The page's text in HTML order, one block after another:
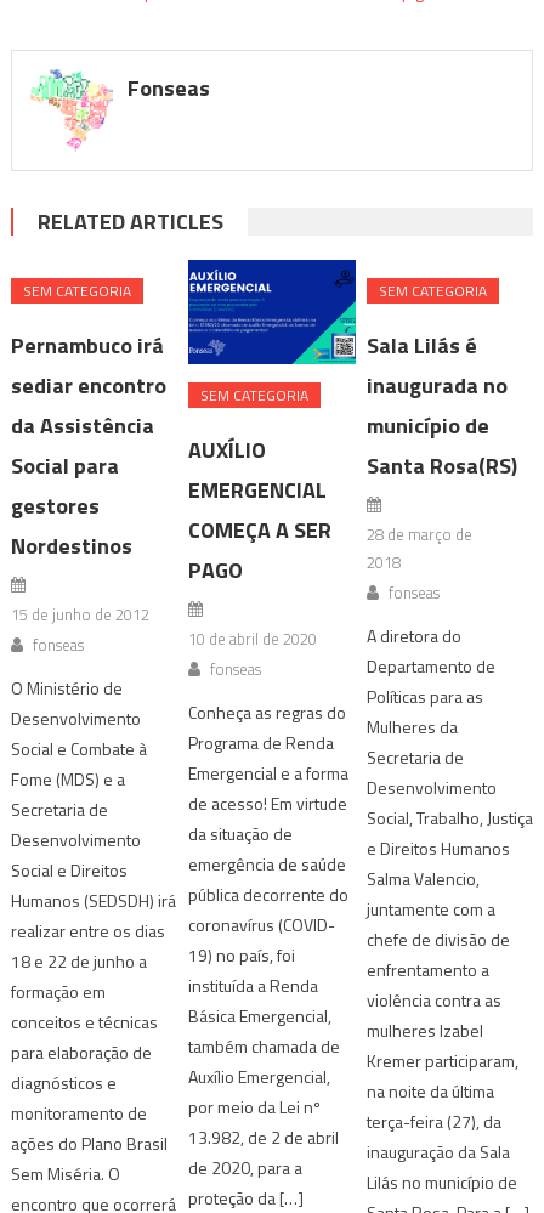
Fonseas
RELATED ARTICLES
SEM CATEGORIA
Pernambuco irá
sediar encontro
da Assistência
Social para
gestores
Nordestinos
15 de junho de 2012
fonseas
O Ministério de
Desenvolvimento
Social e Combate à
Fome (MDS) e a
Secretaria de
Desenvolvimento
Social e Direitos
Humanos (SEDSDH) irá
realizar entre os dias
18 e 22 de junho a
formação em
conceitos e técnicas
para elaboração de
diagnósticos e
monitoramento de
ações do Plano Brasil
Sem Miséria. O
encontro que ocorrerá
SEM CATEGORIA
AUXÍLIO
EMERGENCIAL
COMEÇA A SER
PAGO
10 de abril de 2020
fonseas
Conheça as regras do
Programa de Renda
Emergencial e a forma
de acesso! Em virtude
da situação de
emergência de saúde
pública decorrente do
coronavírus (COVID-
19) no país, foi
instituída a Renda
Básica Emergencial,
também chamada de
Auxílio Emergencial,
por meio da Lei nº
13.982, de 2 de abril
de 2020, para a
proteção da […]
SEM CATEGORIA
Sala Lilás é
inaugurada no
município de
Santa Rosa(RS)
28 de março de
2018
fonseas
A diretora do
Departamento de
Políticas para as
Mulheres da
Secretaria de
Desenvolvimento
Social, Trabalho, Justiça
e Direitos Humanos
Salma Valencio,
juntamente com a
chefe de divisão de
enfrentamento a
violência contra as
mulheres Izabel
Kremer participaram,
na noite da última
terça-feira (27), da
inauguração da Sala
Lilás no município de